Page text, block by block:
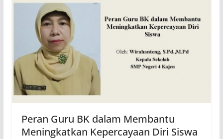
Peran Guru BK dalam Membantu
Meningkatkan Kepercayaan Diri Siswa